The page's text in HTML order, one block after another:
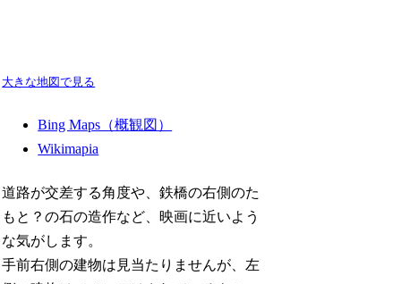
大きな地図で見る
Bing Maps（概観図）
Wikimapia
道路が交差する角度や、鉄橋の右側のた
もと？の石の造作など、映画に近いよう
な気がします。
手前右側の建物は見当たりませんが、左